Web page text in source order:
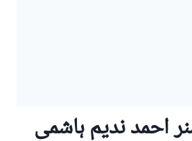
احمد ندیم ہاشمی